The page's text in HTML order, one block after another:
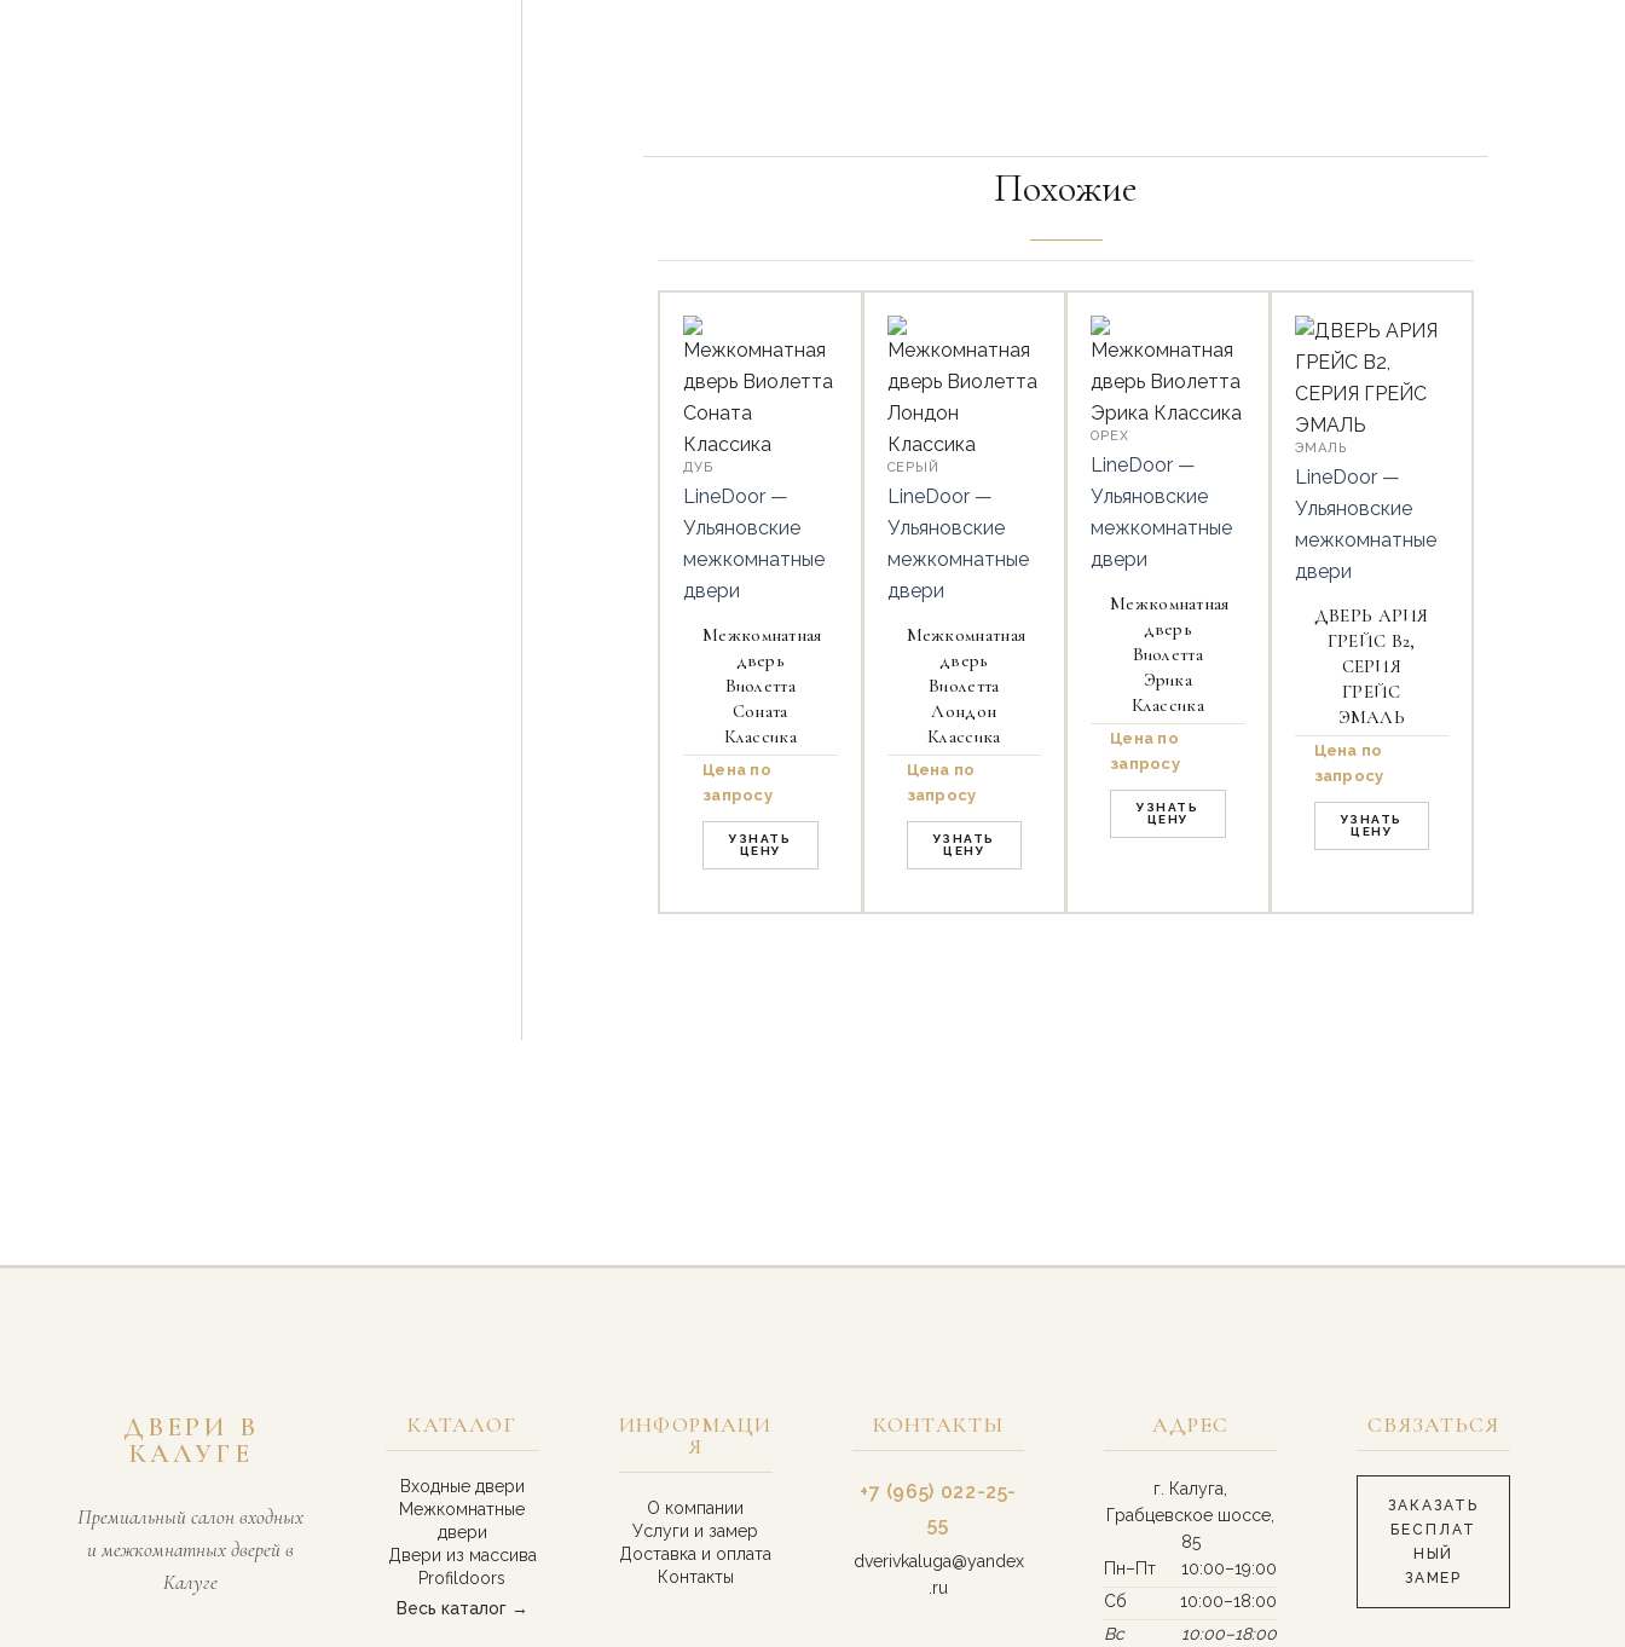
Похожие
ДУБ
LineDoor —
Ульяновские
межкомнатные
двери
Межкомнатная
дверь
Виолетта
Соната
Классика
Цена по
запросу
УЗНАТЬ
ЦЕНУ
СЕРЫЙ
LineDoor —
Ульяновские
межкомнатные
двери
Межкомнатная
дверь
Виолетта
Лондон
Классика
Цена по
запросу
УЗНАТЬ
ЦЕНУ
ОРЕХ
LineDoor —
Ульяновские
межкомнатные
двери
Межкомнатная
дверь
Виолетта
Эрика
Классика
Цена по
запросу
УЗНАТЬ
ЦЕНУ
ЭМАЛЬ
LineDoor —
Ульяновские
межкомнатные
двери
ДВЕРЬ АРИЯ
ГРЕЙС B2,
СЕРИЯ
ГРЕЙС
ЭМАЛЬ
Цена по
запросу
УЗНАТЬ
ЦЕНУ
ДВЕРИ В
КАЛУГЕ
Премиальный салон входных
и межкомнатных дверей в
Калуге
КАТАЛОГ
Входные двери
Межкомнатные
двери
Двери из массива
Profildoors
Весь каталог →
ИНФОРМАЦИ
Я
О компании
Услуги и замер
Доставка и оплата
Контакты
КОНТАКТЫ
+7 (965) 022-25-
55
dverivkaluga@yandex
.ru
АДРЕС
г. Калуга,
Грабцевское шоссе,
85
Пн–Пт
10:00–19:00
Сб
10:00–18:00
Вс
10:00–18:00
СВЯЗАТЬСЯ
ЗАКАЗАТЬ
БЕСПЛАТ
НЫЙ
ЗАМЕР